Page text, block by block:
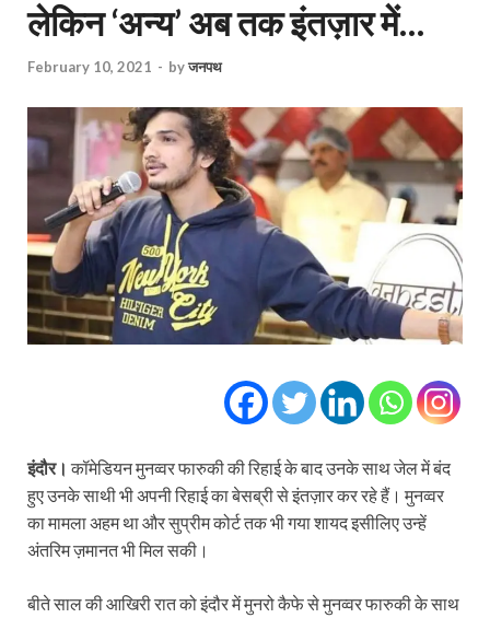
लेकिन ‘अन्य’ अब तक इंतज़ार में…
February 10, 2021 - byजनपथ
इंदौर। कॉमेडियन मुनव्वर फारुकी की रिहाई के बाद उनके साथ जेल में बंद
हुए उनके साथी भी अपनी रिहाई का बेसब्री से इंतज़ार कर रहे हैं। मुनव्वर
का मामला अहम था और सुप्रीम कोर्ट तक भी गया शायद इसीलिए उन्हें
अंतरिम ज़मानत भी मिल सकी।
बीते साल की आखिरी रात को इंदौर में मुनरो कैफे से मुनव्वर फारुकी के साथ